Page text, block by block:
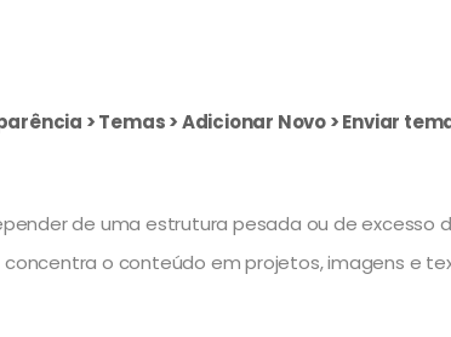
> Temas > Adicionar Novo > Enviar
de uma estrutura pesada ou de excesso
o conteúdo em projetos, imagens e